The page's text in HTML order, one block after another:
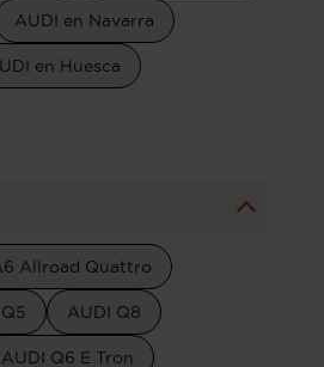
AUDI en Navarra
en Huesca
Allroad Quattro
AUDI Q8
AUDI Q6 E Tron